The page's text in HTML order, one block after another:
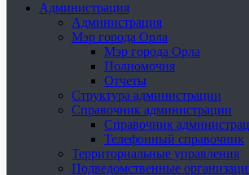
Администрация
Администрация
Мэр города Орла
Мэр города Орла
Полномочия
Отчеты
Структура администрации
Справочник администрации
Справочник
Телефонный справочник
Территориальные управления
Подведомственные